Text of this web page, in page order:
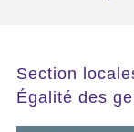
Section
Égalité des